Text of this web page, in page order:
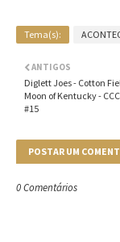
Tema(s):
ANTIGOS
Diglett Joes - Cotton
Moon of Kentucky -
#15
POSTAR UM
0 Comentários